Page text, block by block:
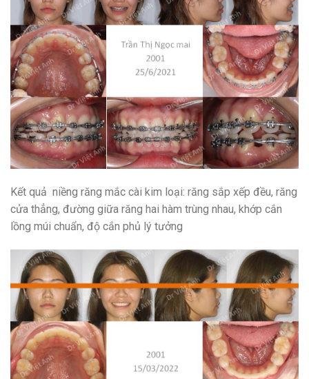
Kết quả niềng răng mắc cài kim loại: răng sắp xếp đều, răng
cửa thẳng, đường giữa răng hai hàm trùng nhau, khớp cắn
lồng múi chuẩn, độ cắn phủ lý tưởng